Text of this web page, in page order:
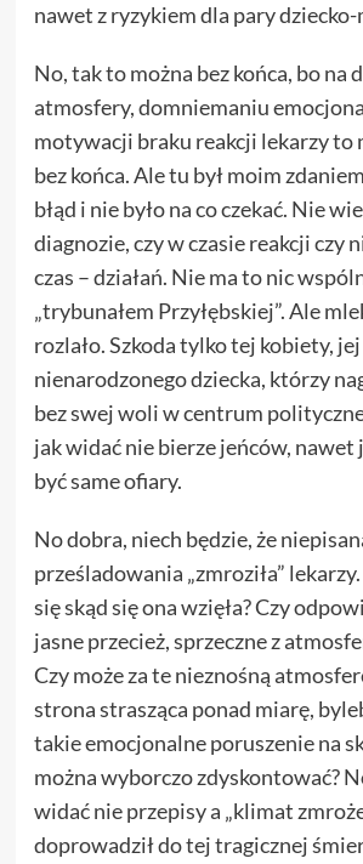
nawet z ryzykiem dla pary
No, tak to można bez końca, bo na
atmosfery, domniemaniu
motywacji braku reakcji lekarzy to
bez końca. Ale tu był moim
błąd i nie było na co czekać. Nie
diagnozie, czy w czasie reakcji czy
czas – działań. Nie ma to nic
„trybunałem Przyłębskiej”. Ale
rozlało. Szkoda tylko tej kobiety,
nienarodzonego dziecka, którzy
bez swej woli w centrum
jak widać nie bierze jeńców, nawet
być same ofiary.
No dobra, niech będzie, że
prześladowania „zmroziła”
się skąd się ona wzięła? Czy
jasne przecież, sprzeczne z
Czy może za te nieznośną
strona strasząca ponad miarę,
takie emocjonalne poruszenie na
można wyborczo zdyskontować?
widać nie przepisy a „klimat
doprowadził do tej tragicznej